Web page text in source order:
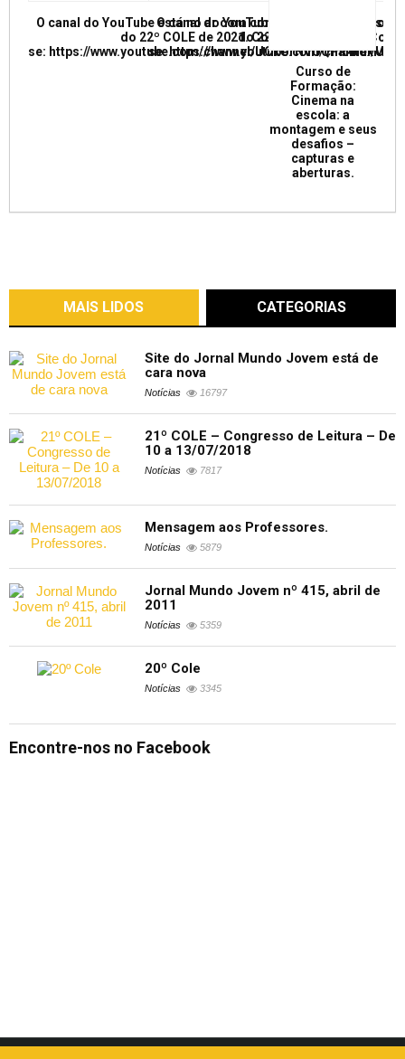
O canal do YouTube está no ar com conferências e mesas
do 22º COLE de 2021. Confira e inscreva
se: https://www.youtube.com/channel/
O canal do YouTube está no ar com
do 22º COLE de 2021.
se: https://www.youtube.com/channel/
Curso de
Formação:
Cinema na
escola: a
montagem e seus
desafios –
capturas e
aberturas.
MAIS LIDOS CATEGORIAS
Site do Jornal Mundo Jovem está de
cara nova
Notícias 16797
21º COLE – Congresso de Leitura – De
10 a 13/07/2018
Notícias 7817
Mensagem aos Professores.
Notícias 5879
Jornal Mundo Jovem nº 415, abril de
2011
Notícias 5359
20º Cole
Notícias 3345
Encontre-nos no Facebook